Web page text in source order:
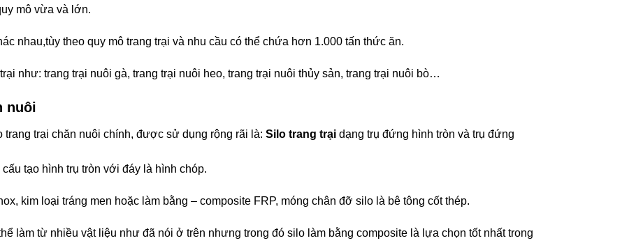
mô vừa và lớn.
nhau,tùy theo quy mô trang trại và nhu cầu có thể chứa hơn 1.000 tấn thức ăn.
như: trang trại nuôi gà, trang trại nuôi heo, trang trại nuôi thủy sản, trang trại nuôi bò…
nuôi
trại chăn nuôi chính, được sử dụng rộng rãi là: Silo trang trại dạng trụ đứng hình tròn và trụ đứng
tạo hình trụ tròn với đáy là hình chóp.
kim loại tráng men hoặc làm bằng – composite FRP, móng chân đỡ silo là bê tông cốt thép.
làm từ nhiều vật liệu như đã nói ở trên nhưng trong đó silo làm bằng composite là lựa chọn tốt nhất trong